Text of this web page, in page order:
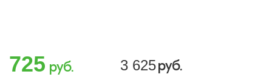
725 руб. 3 625руб.